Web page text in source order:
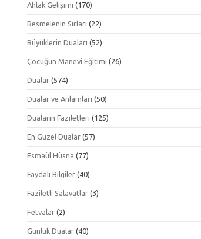
Ahlak Gelişimi (170)
Besmelenin Sırları (22)
Büyüklerin Duaları (52)
Çocuğun Manevi Eğitimi (26)
Dualar (574)
Dualar ve Anlamları (50)
Duaların Faziletleri (125)
En Güzel Dualar (57)
Esmaül Hüsna (77)
Faydalı Bilgiler (40)
Faziletli Salavatlar (3)
Fetvalar (2)
Günlük Dualar (40)